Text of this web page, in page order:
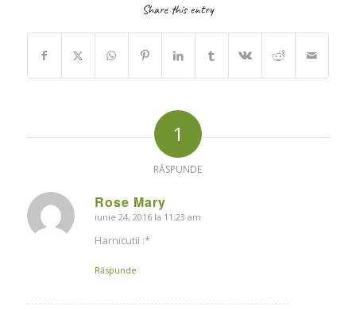
Share this entry
1
RĂSPUNDE
Rose Mary
says:
iunie 24, 2016 la 11:23 am
Harnicutii :*
Răspunde